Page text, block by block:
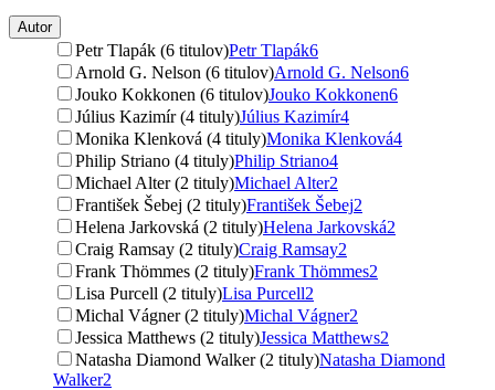
Autor
Petr Tlapák (6 titulov)Petr Tlapák6
Arnold G. Nelson (6 titulov)Arnold G. Nelson6
Jouko Kokkonen (6 titulov)Jouko Kokkonen6
Július Kazimír (4 tituly)Július Kazimír4
Monika Klenková (4 tituly)Monika Klenková4
Philip Striano (4 tituly)Philip Striano4
Michael Alter (2 tituly)Michael Alter2
František Šebej (2 tituly)František Šebej2
Helena Jarkovská (2 tituly)Helena Jarkovská2
Craig Ramsay (2 tituly)Craig Ramsay2
Frank Thömmes (2 tituly)Frank Thömmes2
Lisa Purcell (2 tituly)Lisa Purcell2
Michal Vágner (2 tituly)Michal Vágner2
Jessica Matthews (2 tituly)Jessica Matthews2
Natasha Diamond Walker (2 tituly)Natasha Diamond
Walker2